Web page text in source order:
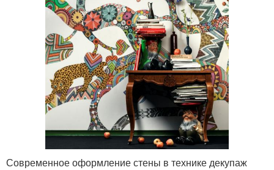
Современное оформление стены в технике декупаж